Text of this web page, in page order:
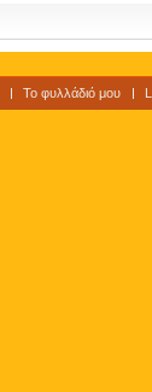
Το φυλλάδιό μου